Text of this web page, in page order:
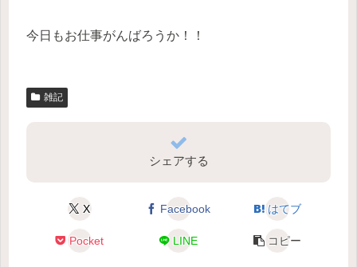
今日もお仕事がんばろうか！！
雑記
シェアする
X Facebook はてブ
Pocket LINE コピー